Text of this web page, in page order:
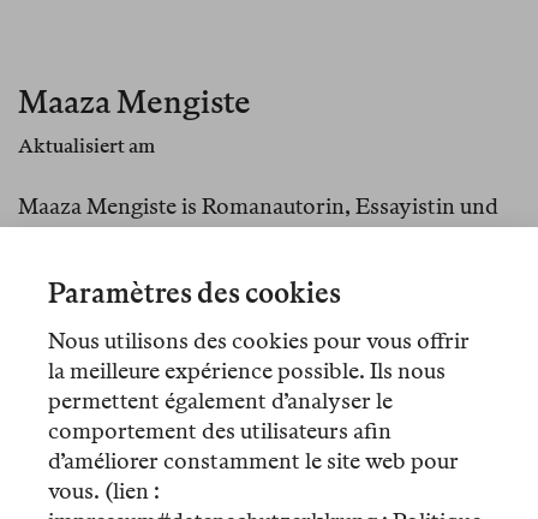
Maaza Mengiste
Aktualisiert am
Maaza Mengiste is Romanautorin, Essayistin und
Übersetzung alsDer Schattenkönig
erschienen) stand 2020 auf der Shortlist des
Booker Prize. Sie ist eine der Spring Fellows 2026
an der American Academy in Berlin.
Paramètres des cookies
Nous utilisons des cookies pour vous offrir
la meilleure expérience possible. Ils nous
permettent également d’analyser le
comportement des utilisateurs afin
d’améliorer constamment le site web pour
vous. (lien :